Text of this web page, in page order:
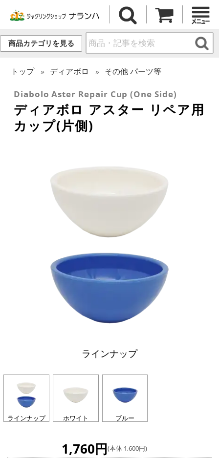
商品カテゴリを見る
トップ ディアボロ その他 パーツ等
Diabolo Aster Repair Cup (One Side)
ディアボロ アスター リペア用
カップ(片側)
ラインナップ
ラインナップ ホワイト ブルー
1,760円(本体 1,600円)